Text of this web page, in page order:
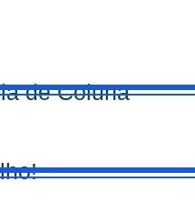
de Coluna